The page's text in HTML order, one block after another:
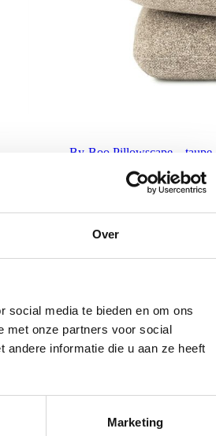
Over
social media te bieden en om ons
met onze partners voor social
andere informatie die u aan ze heeft
Marketing
By-Boo Pillowscape – taupe